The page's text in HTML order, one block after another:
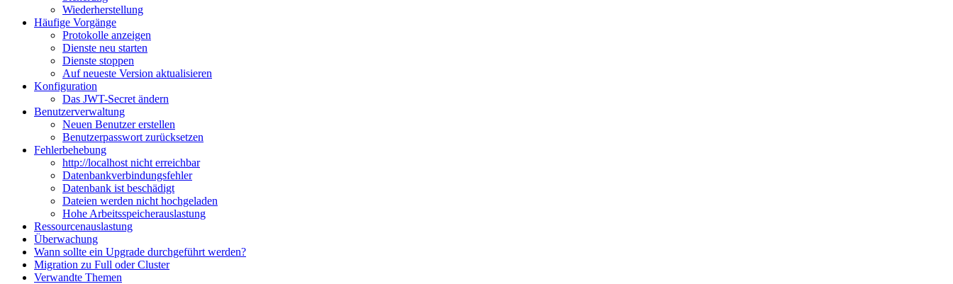
Wiederherstellung
Häufige Vorgänge
Protokolle anzeigen
Dienste neu starten
Dienste stoppen
Auf neueste Version aktualisieren
Konfiguration
Das JWT-Secret ändern
Benutzerverwaltung
Neuen Benutzer erstellen
Benutzerpasswort zurücksetzen
Fehlerbehebung
http://localhost nicht erreichbar
Datenbankverbindungsfehler
Datenbank ist beschädigt
Dateien werden nicht hochgeladen
Hohe Arbeitsspeicherauslastung
Ressourcenauslastung
Überwachung
Wann sollte ein Upgrade durchgeführt werden?
Migration zu Full oder Cluster
Verwandte Themen